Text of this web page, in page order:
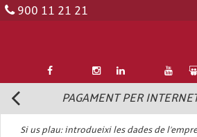
900 11 21 21
PAGAMENT PER
Si us plau: introdueixi les dades de